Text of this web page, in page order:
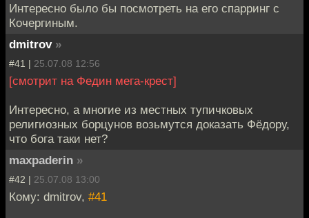
Интересно было бы посмотреть на его спарринг с
Кочергиным.
dmitrov »
#41 | 25.07.08 12:56
[смотрит на Федин мега-крест]
Интересно, а многие из местных тупичковых
религиозных борцунов возьмутся доказать Фёдору,
что бога таки нет?
maxpaderin »
#42 | 25.07.08 13:00
Кому: dmitrov, #41